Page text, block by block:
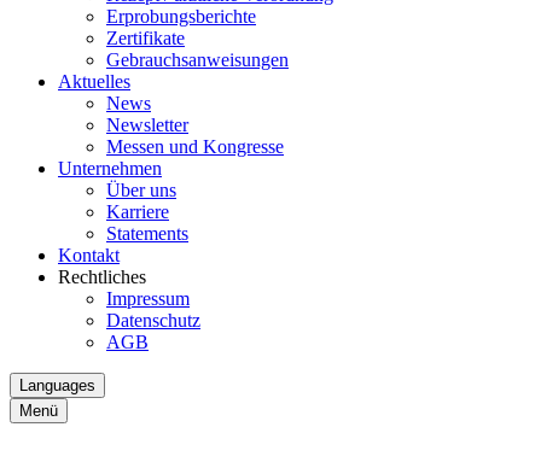
Erprobungsberichte
Zertifikate
Gebrauchsanweisungen
Aktuelles
News
Newsletter
Messen und Kongresse
Unternehmen
Über uns
Karriere
Statements
Kontakt
Rechtliches
Impressum
Datenschutz
AGB
Languages
Menü